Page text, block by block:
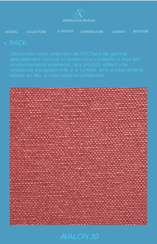
ARCREATION-TEXTILES
ACCUEIL COLLECTIONS A PROPOS ÉCHANTILLIONS CONTACT BOUTIQUE
< BACK
Découvrez notre collection de PVC haut de gamme,
spécialement conçue et testée pour s'adapter à tous les
environnements extérieurs. Nos produits offrent une
résistance exceptionnelle à la lumière, sont antibactériens,
résiste au feu, à l'eau salée et antitaches.
AVALON 30